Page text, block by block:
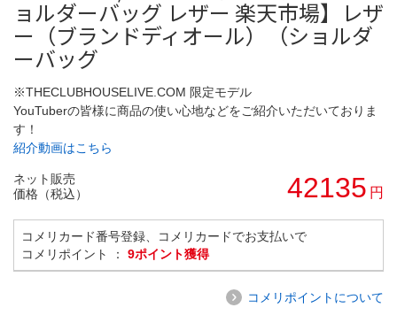
ョルダーバッグ レザー 楽天市場】レザ
ー（ブランドディオール）（ショルダ
ーバッグ
※THECLUBHOUSELIVE.COM 限定モデル
YouTuberの皆様に商品の使い心地などをご紹介いただいておりま
す！
紹介動画はこちら
ネット販売
価格（税込）
42135 円
コメリカード番号登録、コメリカードでお支払いで
コメリポイント ： 9ポイント獲得
コメリポイントについて